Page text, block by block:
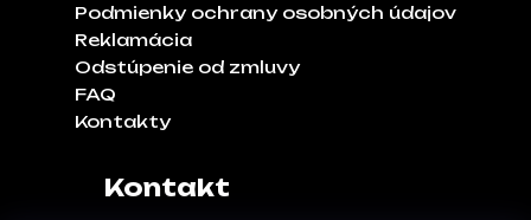
Podmienky ochrany osobných údajov
Reklamácia
Odstúpenie od zmluvy
FAQ
Kontakty
Kontakt